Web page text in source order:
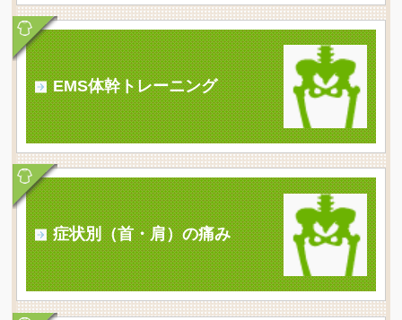
EMS体幹トレーニング
症状別（首・肩）の痛み